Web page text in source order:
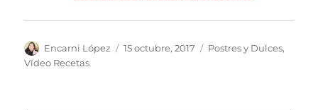
Autor
Encarni López
Publicado
15 octubre, 2017 Categorías
Postres y Dulces,
Vídeo Recetas